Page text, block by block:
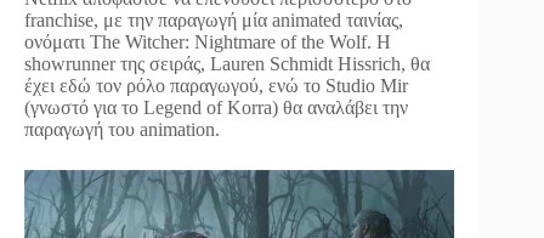
franchise, με την παραγωγή μία animated ταινίας,
ονόματι The Witcher: Nightmare of the Wolf. Η
showrunner της σειράς, Lauren Schmidt Hissrich, θα
έχει εδώ τον ρόλο παραγωγού, ενώ το Studio Mir
(γνωστό για το Legend of Korra) θα αναλάβει την
παραγωγή του animation.